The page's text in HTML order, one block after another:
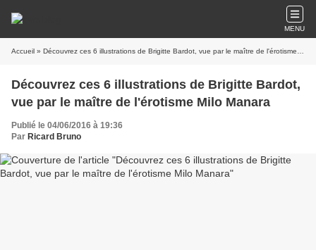
MENU
Accueil » Découvrez ces 6 illustrations de Brigitte Bardot, vue par le maître de l'érotisme Milo Manara
Découvrez ces 6 illustrations de Brigitte Bardot,
vue par le maître de l'érotisme Milo Manara
Publié le 04/06/2016 à 19:36
Par Ricard Bruno